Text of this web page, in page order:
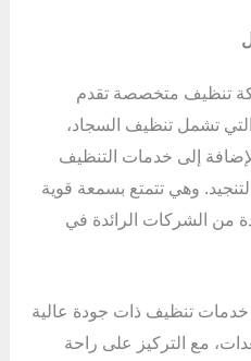
تنظيف متخصصة تقدم
تشمل تنظيف السجاد،
إلى خدمات التنظيف
وهي تتمتع بسمعة قوية
من الشركات الرائدة في
تنظيف ذات جودة عالية
مع التركيز على راحة